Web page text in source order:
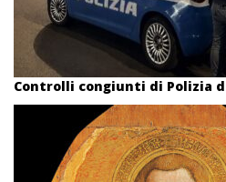
Controlli congiunti di Polizia